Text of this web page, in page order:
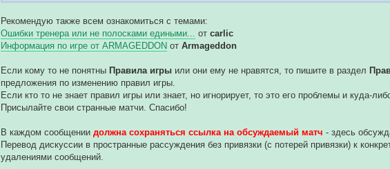
Рекомендую также всем ознакомиться с темами:
Ошибки тренера или не полосками едиными...
отcarlic
Информация по игре от ARMAGEDDON отArmageddon
Если кому то не понятныПравила игры или они ему не нравятся, то пишите в раздел
предложения по изменению правил игры.
Если кто то не знает правил игры или знает, но игнорирует, то это его проблемы и куда-
Присылайте свои странные матчи. Спасибо!
В каждом сообщениидолжна сохраняться ссылка на обсуждаемый матч - здесь
Перевод дискуссии в пространные рассуждения без привязки (с потерей привязки) к
удалениями сообщений.